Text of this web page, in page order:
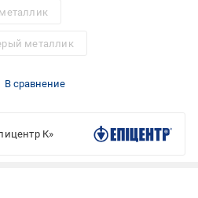
металлик
В сравнение
К»